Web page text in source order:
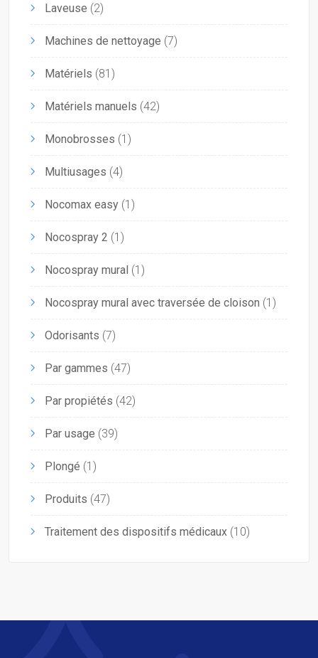
Laveuse (2)
Machines de nettoyage (7)
Matériels (81)
Matériels manuels (42)
Monobrosses (1)
Multiusages (4)
Nocomax easy (1)
Nocospray 2 (1)
Nocospray mural (1)
Nocospray mural avec traversée de cloison (1)
Odorisants (7)
Par gammes (47)
Par propiétés (42)
Par usage (39)
Plongé (1)
Produits (47)
Traitement des dispositifs médicaux (10)